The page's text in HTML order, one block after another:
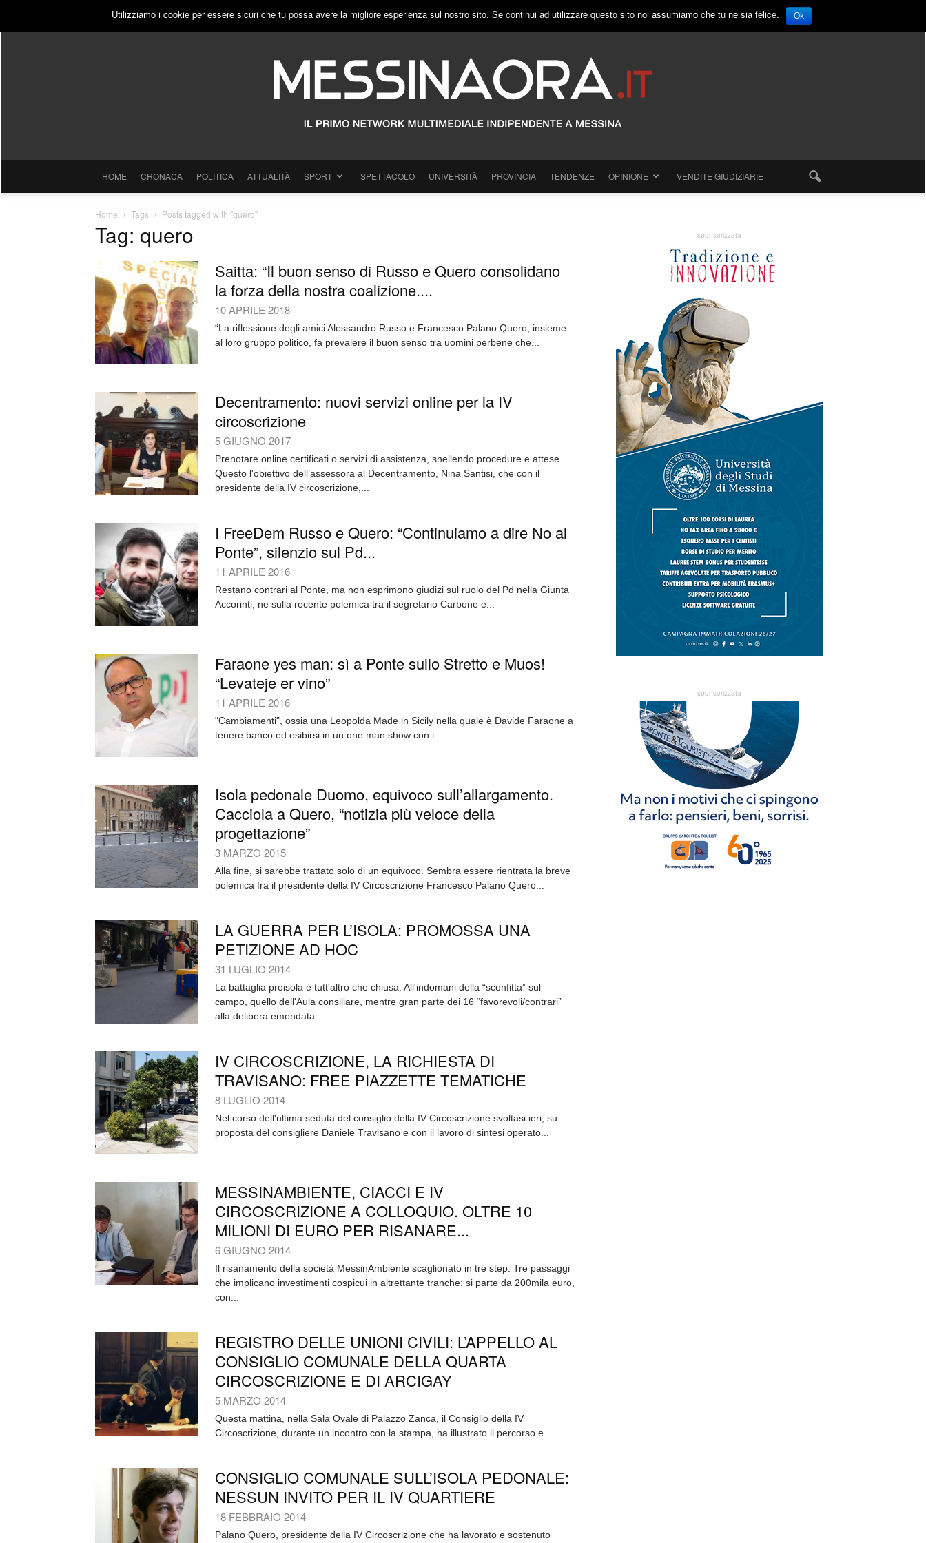
VENERDÌ, 7 AGOSTO 2026 PUBBLICITÀ
HOME CRONACA POLITICA ATTUALITÀ SPORT SPETTACOLO UNIVERSITÀ PROVINCIA TENDENZE OPINIONE VENDITE GIUDIZIARIE
Home Tags Posts tagged with "quero"
Tag: quero
Saitta: “Il buon senso di Russo e Quero consolidano
la forza della nostra coalizione....
10 APRILE 2018
“La riflessione degli amici Alessandro Russo e Francesco Palano Quero, insieme
al loro gruppo politico, fa prevalere il buon senso tra uomini perbene che...
Decentramento: nuovi servizi online per la IV
circoscrizione
5 GIUGNO 2017
Prenotare online certificati o servizi di assistenza, snellendo procedure e attese.
Questo l'obiettivo dell’assessora al Decentramento, Nina Santisi, che con il
presidente della IV circoscrizione,...
I FreeDem Russo e Quero: “Continuiamo a dire No al
Ponte”, silenzio sul Pd...
11 APRILE 2016
Restano contrari al Ponte, ma non esprimono giudizi sul ruolo del Pd nella Giunta
Accorinti, ne sulla recente polemica tra il segretario Carbone e...
Faraone yes man: sì a Ponte sullo Stretto e Muos!
“Levateje er vino”
11 APRILE 2016
"Cambiamenti", ossia una Leopolda Made in Sicily nella quale è Davide Faraone a
tenere banco ed esibirsi in un one man show con i...
Isola pedonale Duomo, equivoco sull’allargamento.
Cacciola a Quero, “notizia più veloce della
progettazione”
3 MARZO 2015
Alla fine, si sarebbe trattato solo di un equivoco. Sembra essere rientrata la breve
polemica fra il presidente della IV Circoscrizione Francesco Palano Quero...
LA GUERRA PER L’ISOLA: PROMOSSA UNA
PETIZIONE AD HOC
31 LUGLIO 2014
La battaglia proisola è tutt'altro che chiusa. All'indomani della “sconfitta” sul
campo, quello dell'Aula consiliare, mentre gran parte dei 16 “favorevoli/contrari”
alla delibera emendata...
IV CIRCOSCRIZIONE, LA RICHIESTA DI
TRAVISANO: FREE PIAZZETTE TEMATICHE
8 LUGLIO 2014
Nel corso dell'ultima seduta del consiglio della IV Circoscrizione svoltasi ieri, su
proposta del consigliere Daniele Travisano e con il lavoro di sintesi operato...
MESSINAMBIENTE, CIACCI E IV
CIRCOSCRIZIONE A COLLOQUIO. OLTRE 10
MILIONI DI EURO PER RISANARE...
6 GIUGNO 2014
Il risanamento della società MessinAmbiente scaglionato in tre step. Tre passaggi
che implicano investimenti cospicui in altrettante tranche: si parte da 200mila euro,
con...
REGISTRO DELLE UNIONI CIVILI: L’APPELLO AL
CONSIGLIO COMUNALE DELLA QUARTA
CIRCOSCRIZIONE E DI ARCIGAY
5 MARZO 2014
Questa mattina, nella Sala Ovale di Palazzo Zanca, il Consiglio della IV
Circoscrizione, durante un incontro con la stampa, ha illustrato il percorso e...
CONSIGLIO COMUNALE SULL’ISOLA PEDONALE:
NESSUN INVITO PER IL IV QUARTIERE
18 FEBBRAIO 2014
Palano Quero, presidente della IV Circoscrizione che ha lavorato e sostenuto
sponsorizzata
sponsorizzata
Utilizziamo i cookie per essere sicuri che tu possa avere la migliore esperienza sul nostro sito. Se continui ad utilizzare questo sito noi assumiamo che tu ne sia felice. Ok